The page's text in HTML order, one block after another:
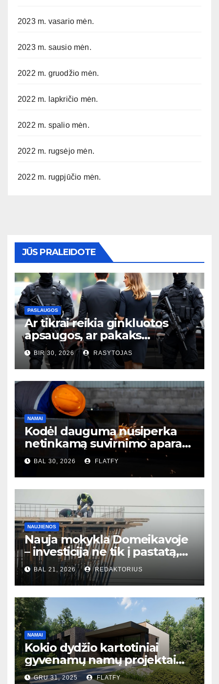
2023 m. vasario mėn.
2023 m. sausio mėn.
2022 m. gruodžio mėn.
2022 m. lapkričio mėn.
2022 m. spalio mėn.
2022 m. rugsėjo mėn.
2022 m. rugpjūčio mėn.
JŪS PRALEIDOTE
PASLAUGOS
Ar tikrai reikia ginkluotos
apsaugos, ar pakaks
išmaniųjų kamerų?
BIR 30, 2026 RASYTOJAS
NAMAI
Kodėl dauguma nusiperka
netinkamą suvirnimo aparatą
– ir to net nesupranta?
BAL 30, 2026 FLATFY
NAUJIENOS
Nauja mokykla Domeikavoje
– investicija ne tik į pastatą,
bet ir į bendruomenės ateitį
BAL 21, 2026 REDAKTORIUS
NAMAI
Kokio dydžio kartotiniai
gyvenamų namų projektai
populiariausi Lietuvoje?
GRU 31, 2025 FLATFY